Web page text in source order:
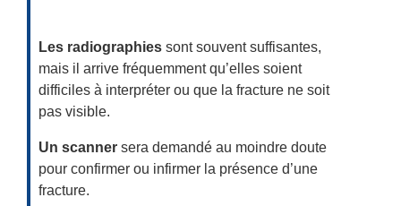
Les radiographies sont souvent suffisantes,
mais il arrive fréquemment qu’elles soient
difficiles à interpréter ou que la fracture ne soit
pas visible.
Un scannersera demandé au moindre doute
pour confirmer ou infirmer la présence d’une
fracture.